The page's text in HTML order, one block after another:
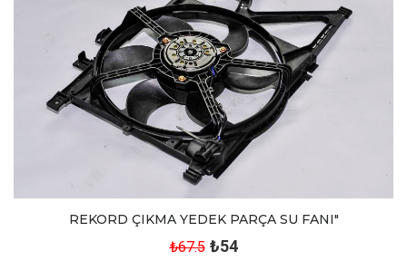
REKORD ÇIKMA YEDEK PARÇA SU FANI"
₺67.5 ₺54